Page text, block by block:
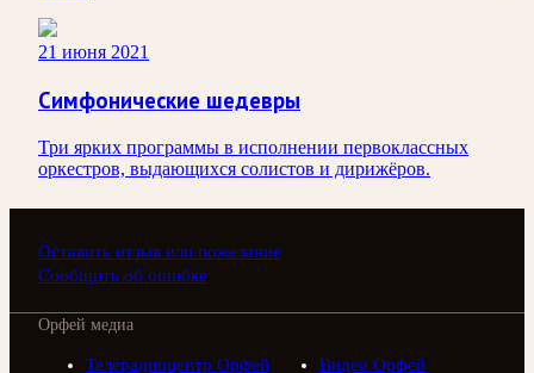
21 июня 2021
Симфонические шедевры
Три ярких программы в исполнении первоклассных
оркестров, выдающихся солистов и дирижёров.
Оставить отзыв или пожелание
Сообщить об ошибке
Орфей медиа
Телерадиоцентр Орфей
Видео Орфей